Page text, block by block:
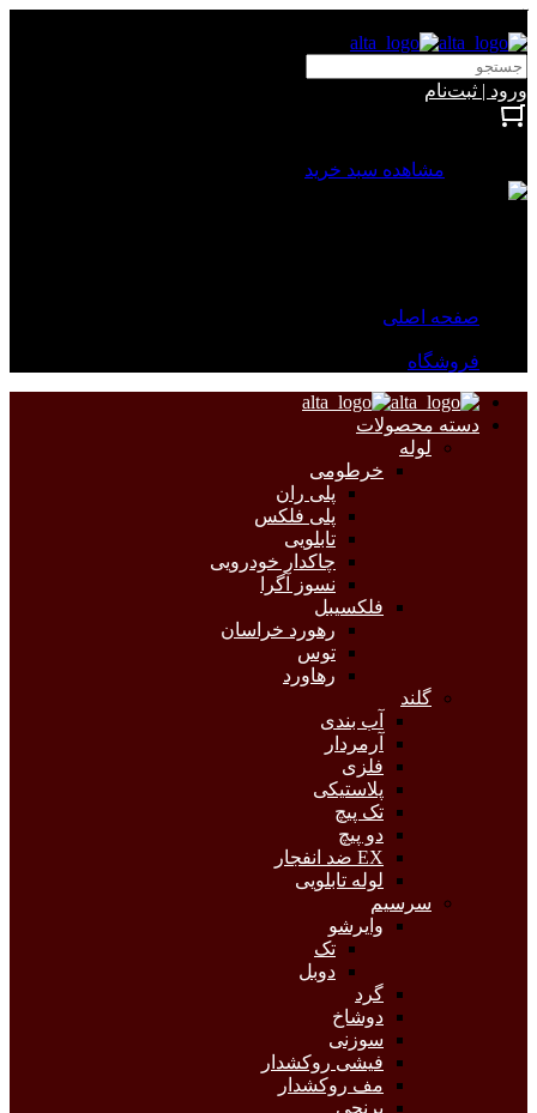
ورود | ثبت‌نام
مشاهده سبد خرید
صفحه اصلی
فروشگاه
دسته محصولات
لوله
خرطومی
پلی ران
پلی فلکس
تابلویی
چاکدار خودرویی
نسوز آگرا
فلکسیبل
رهورد خراسان
توس
رهاورد
گلند
آب بندی
آرمردار
فلزی
پلاستیکی
تک پیچ
دو پیچ
EX ضد انفجار
لوله تابلویی
سرسیم
وایرشو
تک
دوبل
گرد
دوشاخ
سوزنی
فیشی روکشدار
مف روکشدار
برنجی